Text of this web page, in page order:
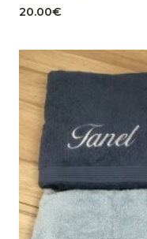
20.00€